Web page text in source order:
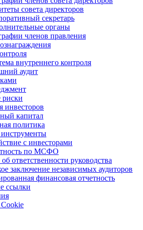
совета директоров
секретарь
органы
членов правления
внутреннего контроля
аудит
инвесторов
капитал
политика
с инвеcторами
по МСФО
ответственности руководства
заключение независимых аудиторов
финансовая отчетность
ссылки